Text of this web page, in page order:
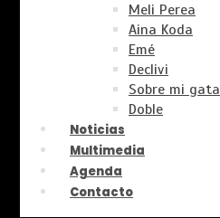
Meli Perea
Aina Koda
Emé
Declivi
Sobre mi gata
Doble
Noticias
Multimedia
Agenda
Contacto